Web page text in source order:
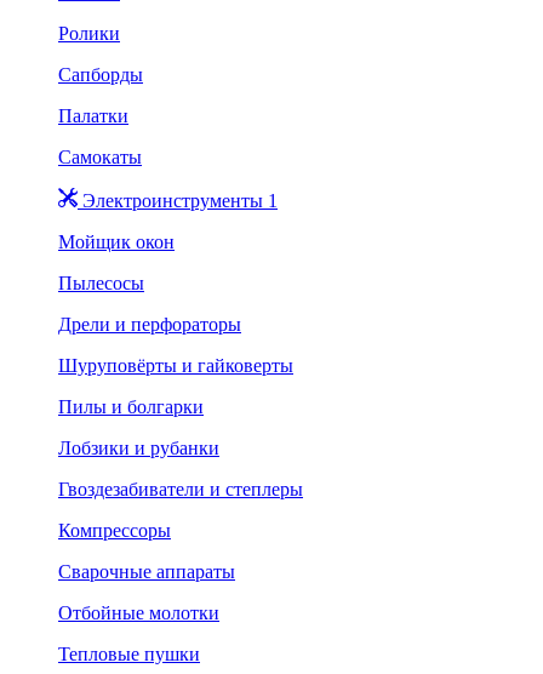
Ролики
Сапборды
Палатки
Самокаты
Электроинструменты 1
Мойщик окон
Пылесосы
Дрели и перфораторы
Шуруповёрты и гайковерты
Пилы и болгарки
Лобзики и рубанки
Гвоздезабиватели и степлеры
Компрессоры
Сварочные аппараты
Отбойные молотки
Тепловые пушки